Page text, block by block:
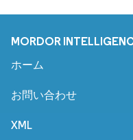
MORDOR
ホーム
お問い合わせ
XML